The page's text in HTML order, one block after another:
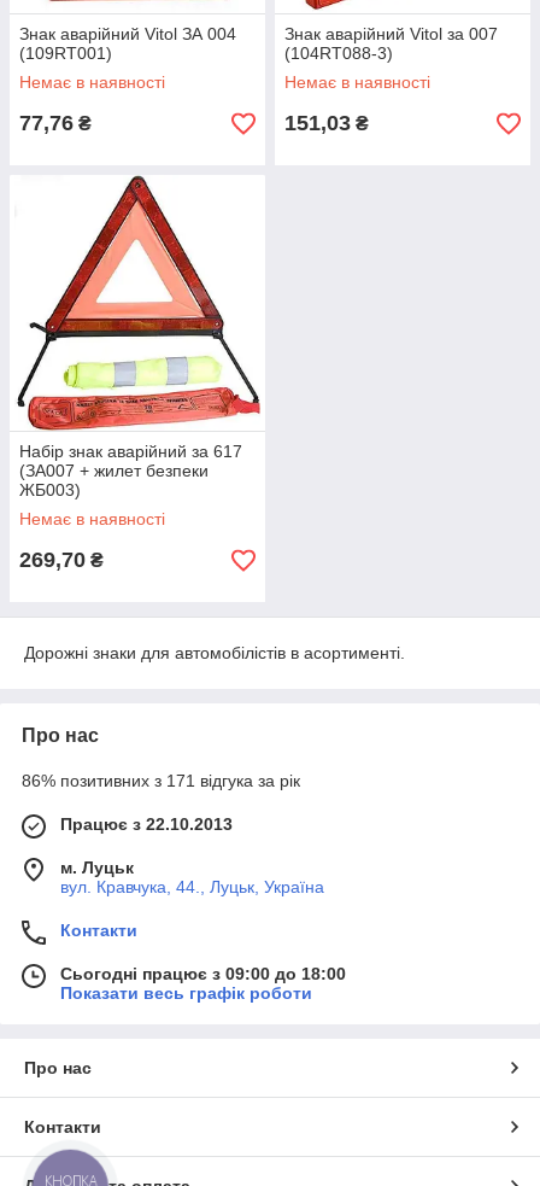
Знак аварійний Vitol ЗА 004
(109RT001)
Немає в наявності
77,76 ₴
Знак аварійний Vitol за 007
(104RT088-3)
Немає в наявності
151,03 ₴
Набір знак аварійний за 617
(ЗА007 + жилет безпеки
ЖБ003)
Немає в наявності
269,70 ₴
Дорожні знаки для автомобілістів в асортименті.
Про нас
86% позитивних з 171 відгука за рік
Працює з 22.10.2013
м. Луцьк
вул. Кравчука, 44., Луцьк, Україна
Контакти
Сьогодні працює з 09:00 до 18:00
Показати весь графік роботи
Про нас
Контакти
КНОПКА